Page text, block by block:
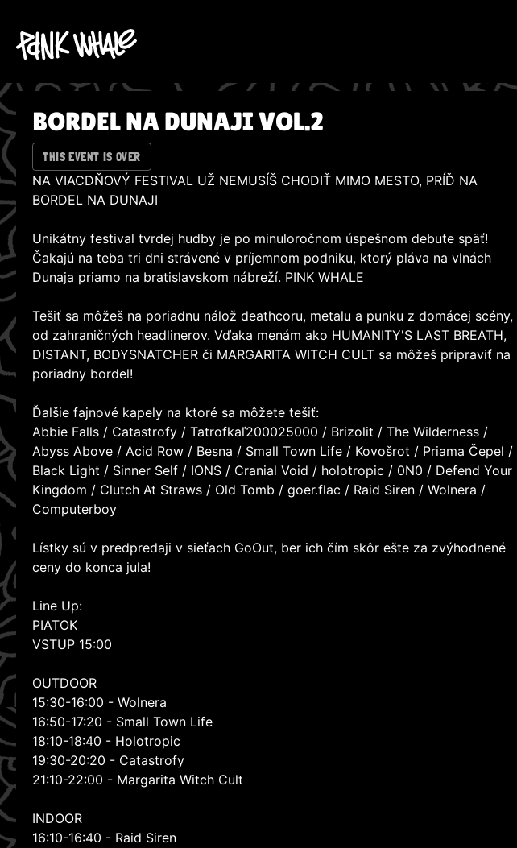
BORDEL NA DUNAJI VOL.2
THIS EVENT IS OVER
NA VIACDŇOVÝ FESTIVAL UŽ NEMUSÍŠ CHODIŤ MIMO MESTO, PRÍĎ NA
BORDEL NA DUNAJI
Unikátny festival tvrdej hudby je po minuloročnom úspešnom debute späť!
Čakajú na teba tri dni strávené v príjemnom podniku, ktorý pláva na vlnách
Dunaja priamo na bratislavskom nábreží. PINK WHALE
Tešiť sa môžeš na poriadnu nálož deathcoru, metalu a punku z domácej scény,
od zahraničných headlinerov. Vďaka menám ako HUMANITY'S LAST BREATH,
DISTANT, BODYSNATCHER či MARGARITA WITCH CULT sa môžeš pripraviť na
poriadny bordel!
Ďalšie fajnové kapely na ktoré sa môžete tešiť:
Abbie Falls / Catastrofy / Tatrofkaľ200025000 / Brizolit / The Wilderness /
Abyss Above / Acid Row / Besna / Small Town Life / Kovošrot / Priama Čepel /
Black Light / Sinner Self / IONS / Cranial Void / holotropic / 0N0 / Defend Your
Kingdom / Clutch At Straws / Old Tomb / goer.flac / Raid Siren / Wolnera /
Computerboy
Lístky sú v predpredaji v sieťach GoOut, ber ich čím skôr ešte za zvýhodnené
ceny do konca jula!
Line Up:
PIATOK
VSTUP 15:00
OUTDOOR
15:30-16:00 - Wolnera
16:50-17:20 - Small Town Life
18:10-18:40 - Holotropic
19:30-20:20 - Catastrofy
21:10-22:00 - Margarita Witch Cult
INDOOR
16:10-16:40 - Raid Siren